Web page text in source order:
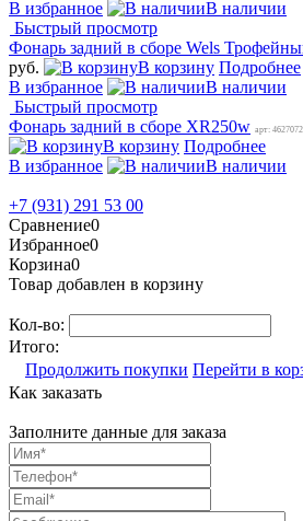
В избранное
В наличии
Быстрый просмотр
Фонарь задний в сборе Wels
руб.
В корзину Подробнее
В избранное
В наличии
Быстрый просмотр
Фонарь задний в сборе XR250w арт:
В корзину Подробнее
В избранное
В наличии
+7 (931) 291 53 00
Сравнение0
Избранное0
Корзина0
Товар добавлен в корзину
Кол-во:
Итого:
Продолжить покупки Перейти в
Как заказать
Заполните данные для заказа